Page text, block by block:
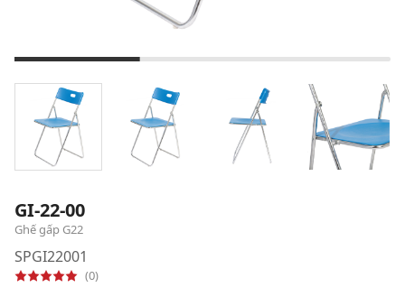
GI-22-00
Ghế gấp G22
SPGI22001
(0)